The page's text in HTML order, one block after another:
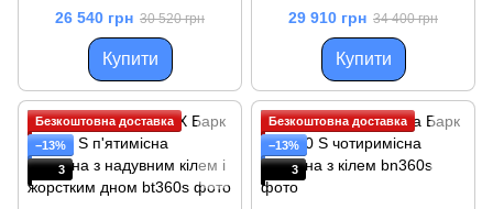
кілевий
26 540 грн 30 520 грн
Купити
кілевий
29 910 грн 34 400 грн
Купити
Безкоштовна доставка
−13%
3
Безкоштовна доставка
−13%
3